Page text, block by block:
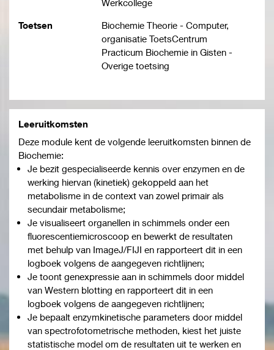
Werkcollege
Toetsen
Biochemie Theorie - Computer,
organisatie ToetsCentrum
Practicum Biochemie in Gisten -
Overige toetsing
Leeruitkomsten
Deze module kent de volgende leeruitkomsten binnen de
Biochemie:
Je bezit gespecialiseerde kennis over enzymen en de
werking hiervan (kinetiek) gekoppeld aan het
metabolisme in de context van zowel primair als
secundair metabolisme;
Je visualiseert organellen in schimmels onder een
fluorescentiemicroscoop en bewerkt de resultaten
met behulp van ImageJ/FIJI en rapporteert dit in een
logboek volgens de aangegeven richtlijnen;
Je toont genexpressie aan in schimmels door middel
van Western blotting en rapporteert dit in een
logboek volgens de aangegeven richtlijnen;
Je bepaalt enzymkinetische parameters door middel
van spectrofotometrische methoden, kiest het juiste
statistische model om de resultaten uit te werken en